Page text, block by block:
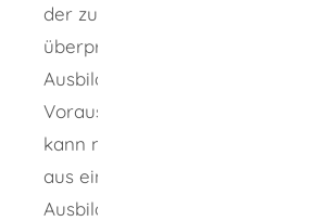
der zuständigen Stelle. Die
überprüft, ob Ihre Ausbildung
Ausbildung entspricht und alle
Voraussetzungen vorliegen.
kann nur erteilt werden, wenn
aus einem Drittstaat mit der
Ausbildung gleichwertig ist.